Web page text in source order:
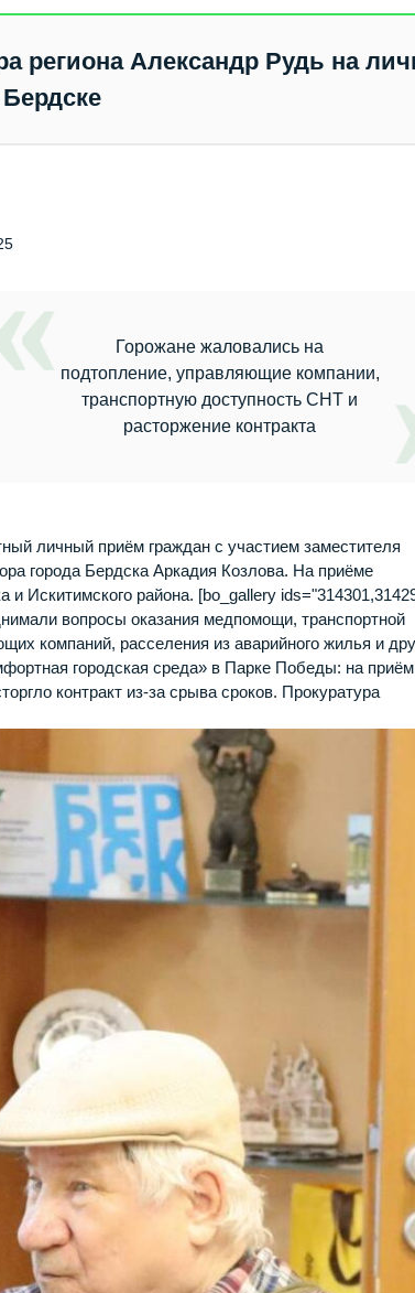
летом
региона Александр Рудь на
Горожане жаловались на
подтопление, управляющие компании,
транспортную доступность СНТ и
расторжение контракта
личный приём граждан с участием заместителя
города Бердска Аркадия Козлова. На приёме
Искитимского района. [bo_gallery
вопросы оказания медпомощи, транспортной
компаний, расселения из аварийного жилья и
городская среда» в Парке Победы: на приём
контракт из‑за срыва сроков. Прокуратура